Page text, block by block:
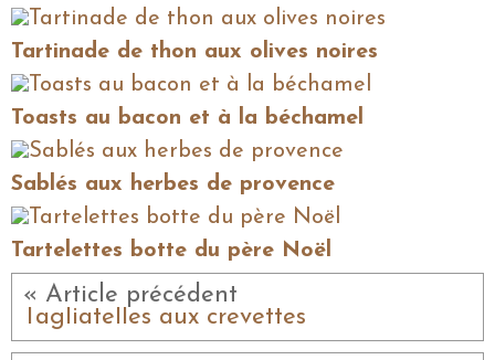
Tartinade de thon aux olives noires
Toasts au bacon et à la béchamel
Sablés aux herbes de provence
Tartelettes botte du père Noël
« Article précédent
Tagliatelles aux crevettes